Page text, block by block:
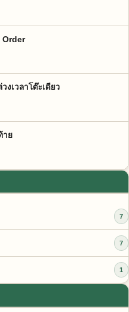
Order
งเวลาโต๊ะเดียว
าย
7
7
1